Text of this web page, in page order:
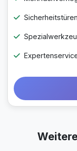
Sicherheitstüren